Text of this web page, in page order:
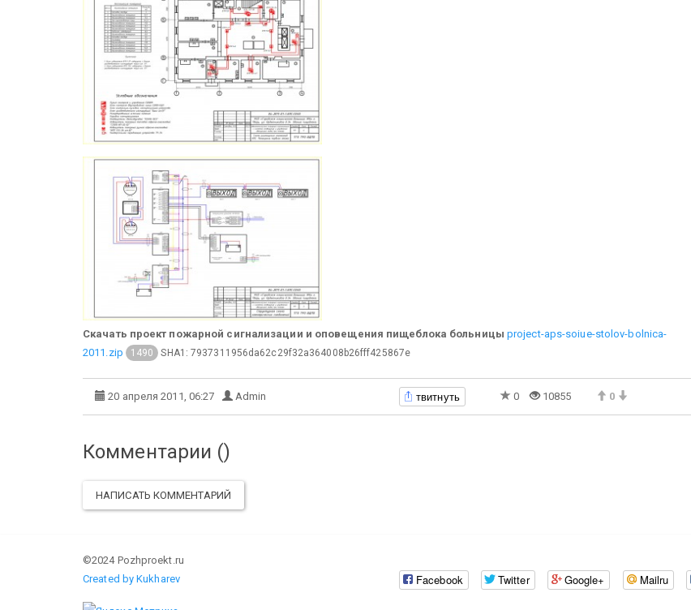
Скачать проект пожарной сигнализации и оповещения пищеблока больницы project-aps-soiue-stolov-bolnica-
2011.zip
1490 SHA1: 7937311956da62c29f32a364008b26fff425867e
20 апреля 2011, 06:27 Admin твитнуть 0 10855 0
Комментарии ()
НАПИСАТЬ КОММЕНТАРИЙ
©2024 Pozhproekt.ru
Created by Kukharev
Facebook Twitter Google+ Mailru